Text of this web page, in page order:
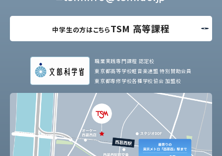
中学生の方はこちらTSM 高等課程
職業実践専門課程 認定校
東京都高等学校軽音楽連盟 特別賛助会員
東京都専修学校各種学校協会 加盟校